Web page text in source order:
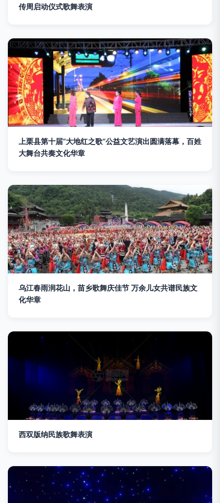
传周启动仪式歌舞表演
上栗县第十届“大地红之歌”公益文艺演出圆满落幕，百姓
大舞台共奏文化华章
乌江春雨润花山，苗乡歌舞庆佳节 万余儿女共谱民族文
化华章
西双版纳民族歌舞表演